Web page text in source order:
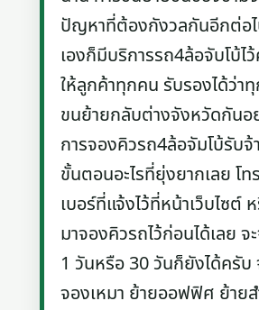
ปัญหาที่ต้องกังวลกันอีกต่อไ
เองก็มีบริการรถ4ล้อจับโบ้ไ
ให้ลูกค้าทุกคน รับรองได้ว่าทุ
ขนย้ายกลับต่างจังหวัดกันอ
การจองคิวรถ4ล้อจัมโบ้รับจ้
ขั้นตอนอะไรที่ยุ่งยากเลย โท
เบอร์ที่แจ้งไว้ที่หน้าเว็บไซต์
มาจองคิวรถไว้ก่อนได้เลย จ
1 วันหรือ 30 วันก็ยังได้ครับ
จองเหมา ย้ายออฟฟิศ ย้าย